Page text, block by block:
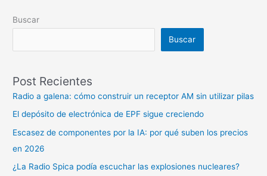
Buscar
Buscar
Post Recientes
Radio a galena: cómo construir un receptor AM sin utilizar pilas
El depósito de electrónica de EPF sigue creciendo
Escasez de componentes por la IA: por qué suben los precios
en 2026
¿La Radio Spica podía escuchar las explosiones nucleares?